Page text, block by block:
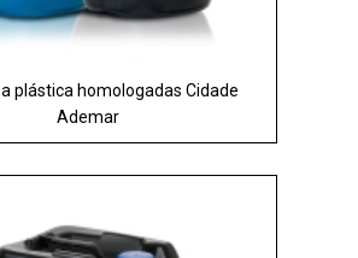
plástica homologadas Cidade
Ademar